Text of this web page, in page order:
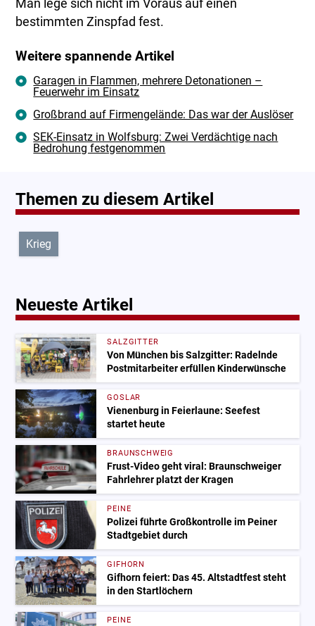
Man lege sich nicht im Voraus auf einen
bestimmten Zinspfad fest.
Weitere spannende Artikel
Garagen in Flammen, mehrere Detonationen –
Feuerwehr im Einsatz
Großbrand auf Firmengelände: Das war der Auslöser
SEK-Einsatz in Wolfsburg: Zwei Verdächtige nach
Bedrohung festgenommen
Themen zu diesem Artikel
Krieg
Neueste Artikel
SALZGITTER
Von München bis Salzgitter: Radelnde
Postmitarbeiter erfüllen Kinderwünsche
GOSLAR
Vienenburg in Feierlaune: Seefest
startet heute
BRAUNSCHWEIG
Frust-Video geht viral: Braunschweiger
Fahrlehrer platzt der Kragen
PEINE
Polizei führte Großkontrolle im Peiner
Stadtgebiet durch
GIFHORN
Gifhorn feiert: Das 45. Altstadtfest steht
in den Startlöchern
PEINE